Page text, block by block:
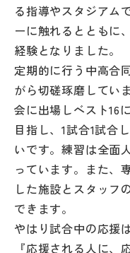
る指導やスタジアム
ーに触れるとともに
経験となりました。
定期的に行う中高合
がら切磋琢磨してい
会に出場しベスト16
目指し、1試合1試合
いです。練習は全面
っています。また、
した施設とスタッフ
できます。
やはり試合中の応援
『応援される人に